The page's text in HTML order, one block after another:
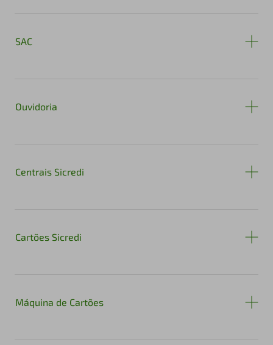
SAC
Ouvidoria
Centrais Sicredi
Cartões Sicredi
Máquina de Cartões